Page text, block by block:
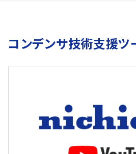
コンデンサ技術支援ツ